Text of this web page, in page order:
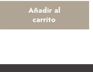
Añadir al
carrito